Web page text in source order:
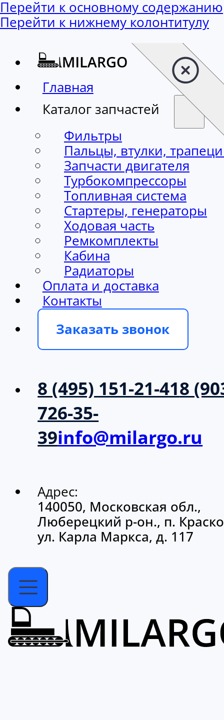
Перейти к основному содержанию
Перейти к нижнему колонтитулу
Главная
Каталог запчастей
Фильтры
Пальцы, втулки,
Запчасти двигателя
Турбокомпрессоры
Топливная система
Стартеры, генераторы
Ходовая часть
Ремкомплекты
Кабина
Радиаторы
Оплата и доставка
Контакты
Заказать звонок
8 (495) 151-21-418
726-35-
39info@milargo.ru
Адрес:
140050, Московская обл.,
Люберецкий р-он., п.
ул. Карла Маркса, д. 117